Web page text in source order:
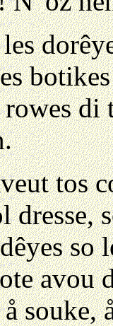
rowes
tos
dresse,
so
avou
souke,